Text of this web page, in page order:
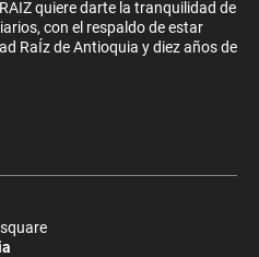
quiere darte la tranquilidad de
con el respaldo de estar
RaÍz de Antioquia y diez años de